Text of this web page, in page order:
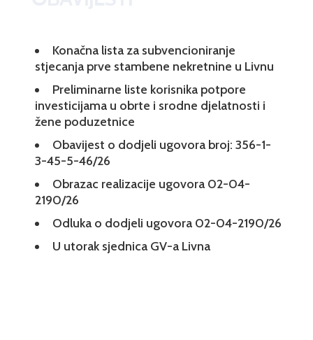
Konačna lista za subvencioniranje
stjecanja prve stambene nekretnine u Livnu
Preliminarne liste korisnika potpore
investicijama u obrte i srodne djelatnosti i
žene poduzetnice
Obavijest o dodjeli ugovora broj: 356-1-
3-45-5-46/26
Obrazac realizacije ugovora 02-04-
2190/26
Odluka o dodjeli ugovora 02-04-2190/26
U utorak sjednica GV-a Livna